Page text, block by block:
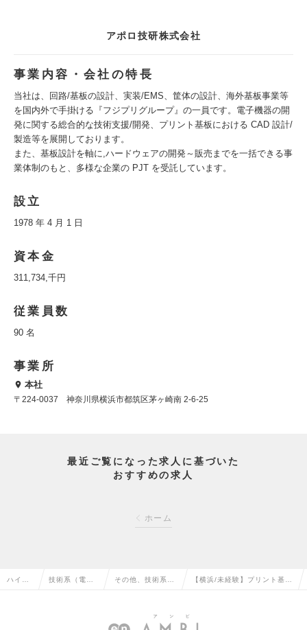
アポロ技研株式会社
事業内容・会社の特長
当社は、回路/基板の設計、実装/EMS、筐体の設計、海外基板事業等
を国内外で手掛ける『フジプリグループ』の一員です。電子機器の開
発に関する総合的な技術支援/開発、プリント基板における CAD 設計/
製造等を展開しております。
また、基板設計を軸に,ハードウェアの開発～販売までを一括できる事
業体制のもと、多様な企業の PJT を受託しています。
設立
1978 年 4 月 1 日
資本金
311,734,千円
従業員数
90 名
事業所
本社
〒224-0037 神奈川県横浜市都筑区茅ヶ崎南 2-6-25
最近ご覧になった求人に基づいた
おすすめの求人
ホーム
ハイク 技術系（電 その他、技術系
導体）の転職
【横浜/未経験】プリント基板
解析)の求人情報